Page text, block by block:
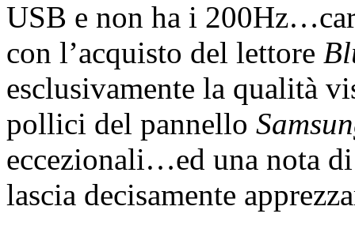
USB e non ha i
con l’acquisto del lettore
esclusivamente la qualità
pollici del pannello
eccezionali…ed una nota
lascia decisamente